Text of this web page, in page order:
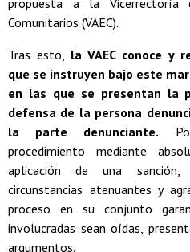
propuesta a la Vicerrectoría
Comunitarios (VAEC).
Tras esto, la VAEC conoce y
que se instruyen bajo este
en las que se presentan la
defensa de la persona
la parte denunciante.
procedimiento mediante
aplicación de una sanción,
circunstancias atenuantes y
proceso en su conjunto
involucradas sean oídas,
argumentos.